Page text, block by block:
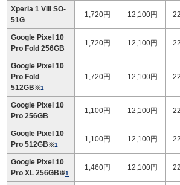
Xperia 1 VIII SO-
51G
1,720円 12,100円
Google Pixel 10
Pro Fold 256GB
1,720円 12,100円
Google Pixel 10
Pro Fold
512GB※1
1,720円 12,100円
Google Pixel 10
Pro 256GB
1,100円 12,100円
Google Pixel 10
Pro 512GB※1
1,100円 12,100円
Google Pixel 10
Pro XL 256GB※1
1,460円 12,100円